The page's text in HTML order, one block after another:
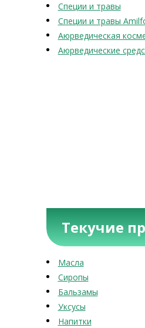
Специи и травы
Специи и травы
Аюрведическая
Аюрведические
Текучие
Масла
Сиропы
Бальзамы
Уксусы
Напитки